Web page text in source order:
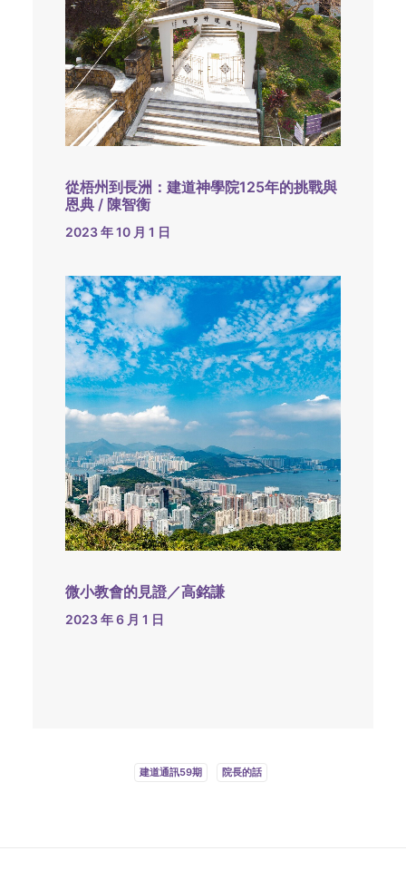
從梧州到長洲：建道神學院125年的挑戰與
恩典 / 陳智衡
2023 年 10 月 1 日
微小教會的見證／高銘謙
2023 年 6 月 1 日
建道通訊59期 院長的話